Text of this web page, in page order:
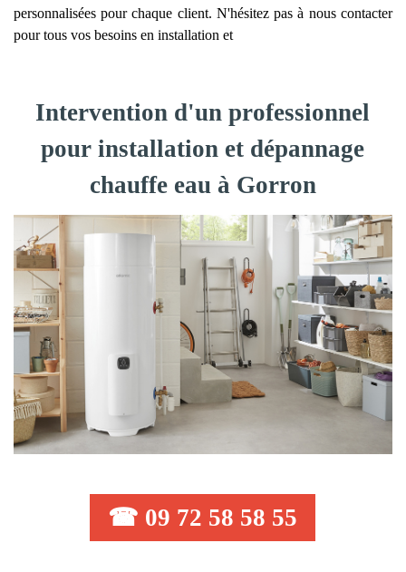
personnalisées pour chaque client. N'hésitez pas à nous contacter
pour tous vos besoins en installation et
Intervention d'un professionnel
pour installation et dépannage
chauffe eau à Gorron
☎ 09 72 58 58 55